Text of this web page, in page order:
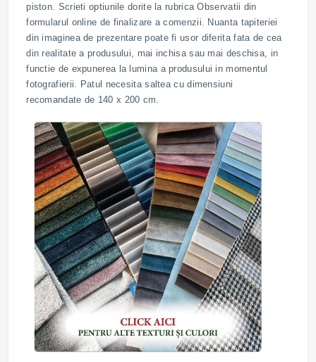
piston. Scrieti optiunile dorite la rubrica Observatii din
formularul online de finalizare a comenzii. Nuanta tapiteriei
din imaginea de prezentare poate fi usor diferita fata de cea
din realitate a produsului, mai inchisa sau mai deschisa, in
functie de expunerea la lumina a produsului in momentul
fotografierii. Patul necesita saltea cu dimensiuni
recomandate de 140 x 200 cm.